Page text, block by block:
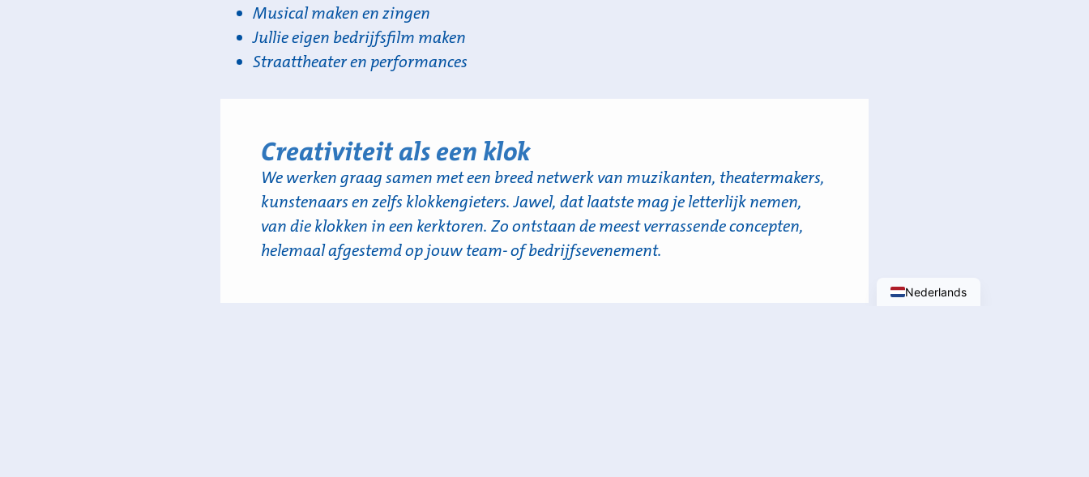
Musical maken en zingen
Jullie eigen bedrijfsfilm maken
Straattheater en performances
Creativiteit als een klok
We werken graag samen met een breed netwerk van muzikanten, theatermakers,
kunstenaars en zelfs klokkengieters. Jawel, dat laatste mag je letterlijk nemen,
van die klokken in een kerktoren. Zo ontstaan de meest verrassende concepten,
helemaal afgestemd op jouw team- of bedrijfsevenement.
Nederlands